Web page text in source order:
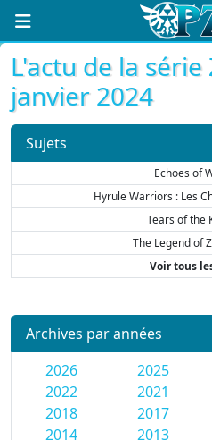
L'actu de la série
janvier 2024
Sujets
Echoes of
Hyrule Warriors : Les
Tears of the
The Legend of
Voir tous
Archives par années
2026
2025
2022
2021
2018
2017
2014
2013